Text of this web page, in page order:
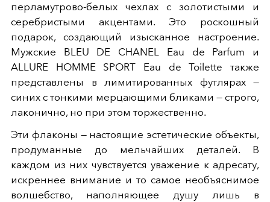
перламутрово-белых чехлах с золотистыми и
серебристыми акцентами. Это роскошный
подарок, создающий изысканное настроение.
Мужские BLEU DE CHANEL Eau de Parfum и
ALLURE HOMME SPORT Eau de Toilette также
представлены в лимитированных футлярах —
синих с тонкими мерцающими бликами — строго,
лаконично, но при этом торжественно.
Эти флаконы — настоящие эстетические объекты,
продуманные до мельчайших деталей. В
каждом из них чувствуется уважение к адресату,
искреннее внимание и то самое необъяснимое
волшебство, наполняющее душу лишь в